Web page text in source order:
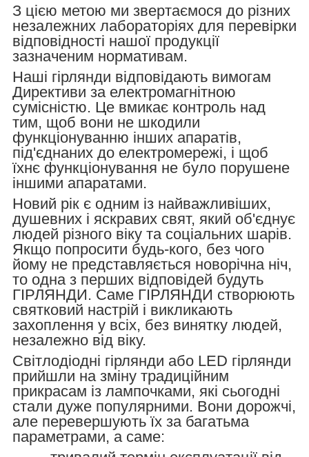
З цією метою ми звертаємося до різних
незалежних лабораторіях для перевірки
відповідності нашої продукції
зазначеним нормативам.
Наші гірлянди відповідають вимогам
Директиви за електромагнітною
сумісністю. Це вмикає контроль над
тим, щоб вони не шкодили
функціонуванню інших апаратів,
під'єднаних до електромережі, і щоб
їхнє функціонування не було порушене
іншими апаратами.
Новий рік є одним із найважливіших,
душевних і яскравих свят, який об'єднує
людей різного віку та соціальних шарів.
Якщо попросити будь-кого, без чого
йому не представляється новорічна ніч,
то одна з перших відповідей будуть
ГІРЛЯНДИ. Саме ГІРЛЯНДИ створюють
святковий настрій і викликають
захоплення у всіх, без винятку людей,
незалежно від віку.
Світлодіодні гірлянди або LED гірлянди
прийшли на зміну традиційним
прикрасам із лампочками, які сьогодні
стали дуже популярними. Вони дорожчі,
але перевершують їх за багатьма
параметрами, а саме: